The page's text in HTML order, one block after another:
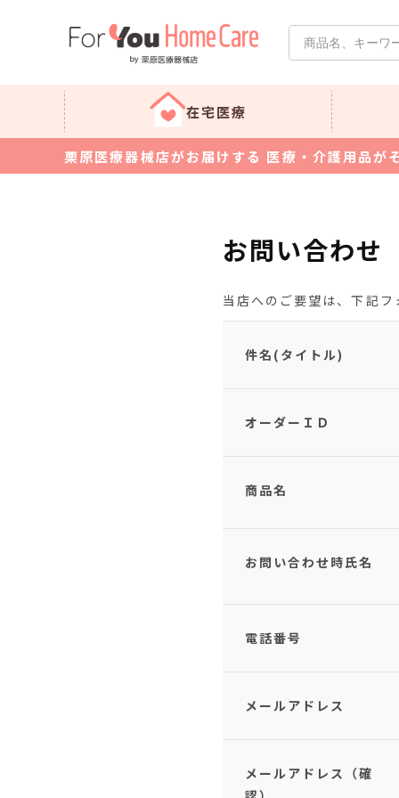
在宅医療
栗原医療器械店がお届けする 医療・介護用品が
お問い合わせ
当店へのご要望は、下記
件名(タイトル)
オーダーＩＤ
商品名
お問い合わせ時氏名
電話番号
メールアドレス
メールアドレス（確